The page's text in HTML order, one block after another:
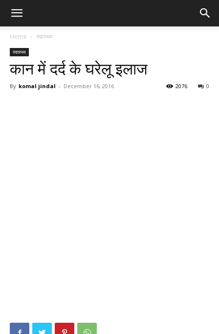
Home स्वास्थ्य
स्वास्थ्य
कान में दर्द के घरेलू इलाज
By komal jindal - December 16, 2016 0
2076